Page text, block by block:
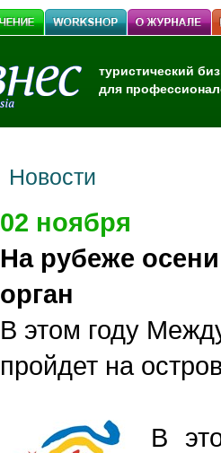
туристический
для
Новости
02 ноября
На рубеже
орган
В этом году
пройдет на
В